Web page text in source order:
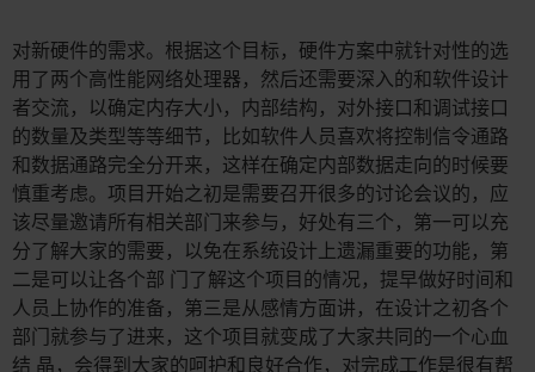
对新硬件的需求。根据这个目标，硬件方案中就针对性的选
用了两个高性能网络处理器，然后还需要深入的和软件设计
者交流，以确定内存大小，内部结构，对外接口和调试接口
的数量及类型等等细节，比如软件人员喜欢将控制信令通路
和数据通路完全分开来，这样在确定内部数据走向的时候要
慎重考虑。项目开始之初是需要召开很多的讨论会议的，应
该尽量邀请所有相关部门来参与，好处有三个，第一可以充
分了解大家的需要，以免在系统设计上遗漏重要的功能，第
二是可以让各个部 门了解这个项目的情况，提早做好时间和
人员上协作的准备，第三是从感情方面讲，在设计之初各个
部门就参与了进来，这个项目就变成了大家共同的一个心血
结 晶，会得到大家的呵护和良好合作，对完成工作是很有帮